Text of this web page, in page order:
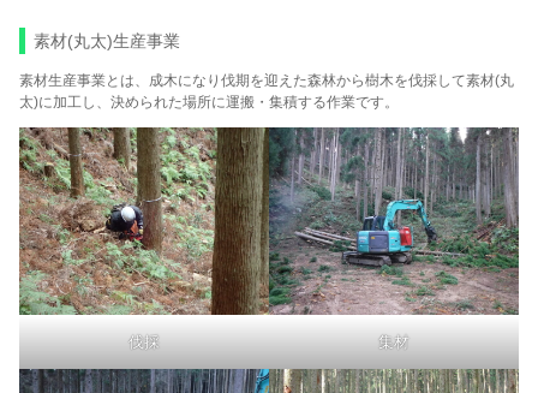
素材(丸太)生産事業
素材生産事業とは、成木になり伐期を迎えた森林から樹木を伐採して素材(丸
太)に加工し、決められた場所に運搬・集積する作業です。
伐採 集材